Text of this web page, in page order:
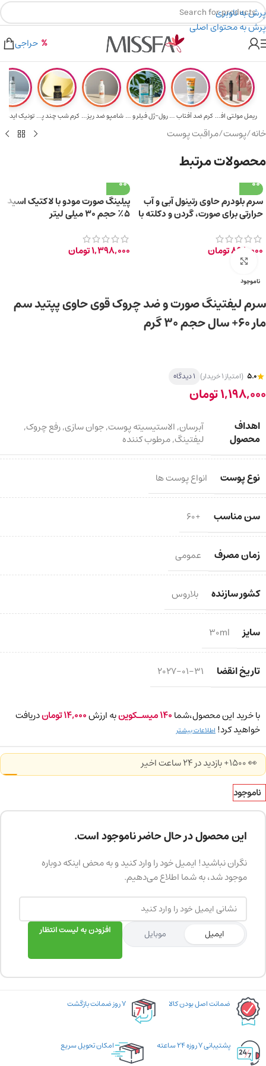
پرش به ناوبری
پرش به محتوای اصلی
۲٪ تخفیف روی سبد خرید برای روش کارت به کارت
هدیه برای خرید های بالای ۵ میلیون تومن
حراجی
ریمل مولتی افکت... کرم ضد آفتاب حا... رول-ژل فیلر و م... شامپو ضد ریزش و... کرم شب چند پپتی... تونیک ایده
خانه/پوست/مراقبت پوست
محصولات مرتبط
سرم بلودرم حاوی رتینول آبی و آب
حرارتی برای صورت، گردن و دکلته با
898,000تومان
پیلینگ صورت مودو با لاکتیک اسید
۵٪ حجم ۳۰ میلی لیتر
1,398,000تومان
ناموجود
برای بزرگ‌نمایی کلیک کنید
سرم لیفتینگ صورت و ضد چروک قوی حاوی پپتید سم
مار 60+ سال حجم 30 گرم
5.0 (امتیاز 1 خریدار) 1 دیدگاه
1,198,000تومان
اهداف
محصول
آبرسان,الاستیسیته پوست,جوان سازی,رفع چروک,
لیفتینگ,مرطوب کننده
نوع پوست انواع پوست ها
سن مناسب +60
زمان مصرف عمومی
کشور سازنده بلاروس
سایز 30ml
تاریخ انقضا 2027-01-31
با خرید این محصول،شما140میسـکوینبه ارزش14,000توماندریافت
خواهید کرد! اطلاعات بیشتر
👀 1500+ بازدید در ۲۴ ساعت اخیر
ناموجود
این محصول در حال حاضر ناموجود است.
نگران نباشید! ایمیل خود را وارد کنید و به محض اینکه دوباره
موجود شد، به شما اطلاع می‌دهیم.
ایمیل موبایل افزودن به لیست انتظار
ضمانت اصل بودن کالا ۷ روز ضمانت بازگشت
پشتیبانی ۷ روزه ۲۴ ساعته امکان تحویل سریع